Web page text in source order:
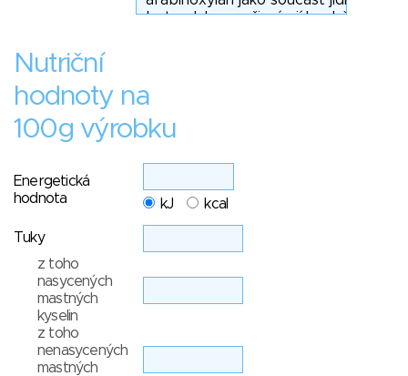
Nutriční
hodnoty na
100g výrobku
Energetická
hodnota
kJ kcal
Tuky
z toho
nasycených
mastných
kyselin
z toho
nenasycených
mastných